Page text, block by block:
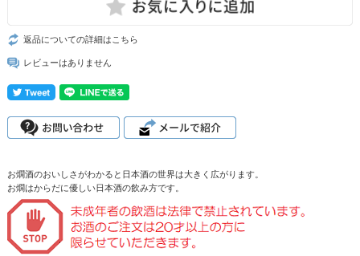
返品についての詳細はこちら
レビューはありません
お燗酒のおいしさがわかると日本酒の世界は大きく広がります。
お燗はからだに優しい日本酒の飲み方です。